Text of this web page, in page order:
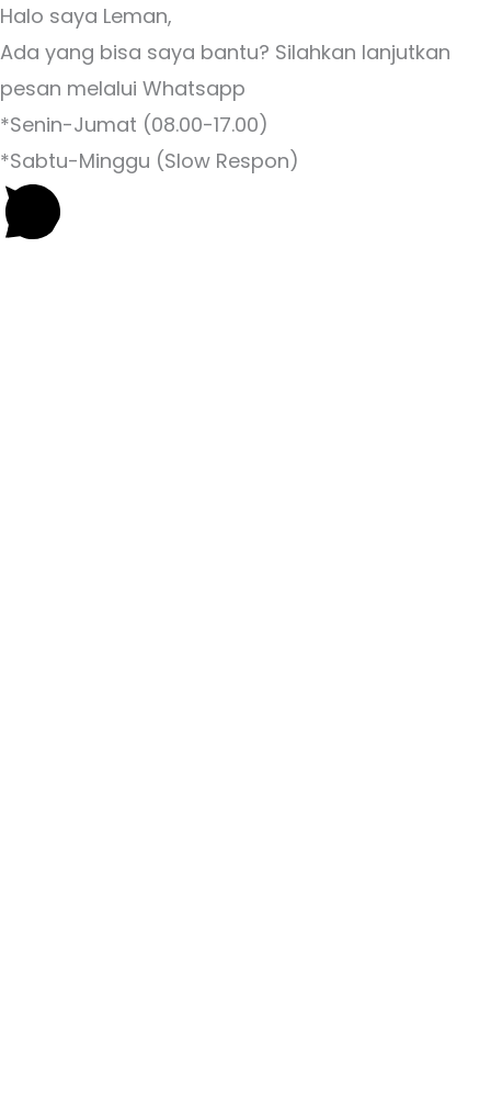
Halo saya Leman,
Ada yang bisa saya bantu? Silahkan lanjutkan
pesan melalui Whatsapp
*Senin-Jumat (08.00-17.00)
*Sabtu-Minggu (Slow Respon)